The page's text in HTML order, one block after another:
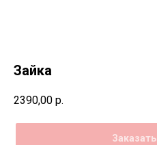
Зайка
2390,00 р.
Заказать